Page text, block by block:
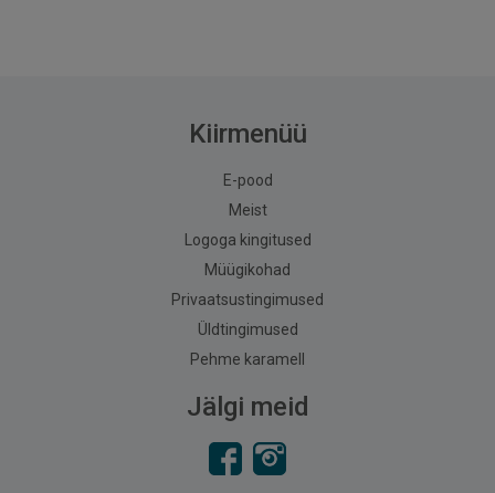
Kiirmenüü
E-pood
Meist
Logoga kingitused
Müügikohad
Privaatsustingimused
Üldtingimused
Pehme karamell
Jälgi meid